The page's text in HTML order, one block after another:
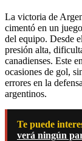
La victoria de
cimentó en un
del equipo. Desde
presión alta,
canadienses. Este
ocasiones de gol,
errores en la
argentinos.
Te puede
verá ningún